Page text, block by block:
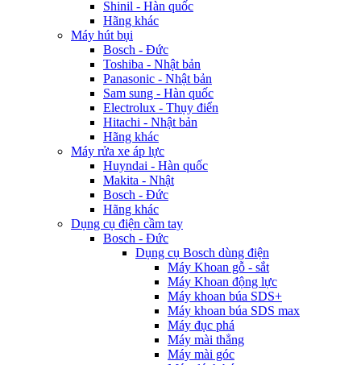
Shinil - Hàn quốc
Hãng khác
Máy hút bụi
Bosch - Đức
Toshiba - Nhật bản
Panasonic - Nhật bản
Sam sung - Hàn quốc
Electrolux - Thụy điển
Hitachi - Nhật bản
Hãng khác
Máy rửa xe áp lực
Huyndai - Hàn quốc
Makita - Nhật
Bosch - Đức
Hãng khác
Dụng cụ điện cầm tay
Bosch - Đức
Dụng cụ Bosch dùng điện
Máy Khoan gỗ - sắt
Máy Khoan động lực
Máy khoan búa SDS+
Máy khoan búa SDS max
Máy đục phá
Máy mài thẳng
Máy mài góc